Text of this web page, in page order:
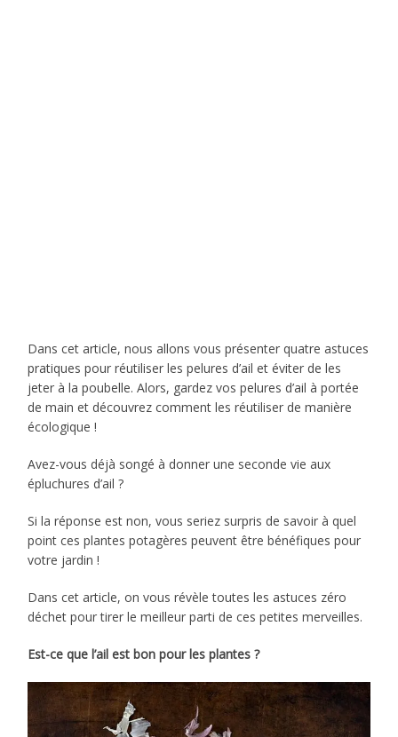
Dans cet article, nous allons vous présenter quatre astuces
pratiques pour réutiliser les pelures d’ail et éviter de les
jeter à la poubelle. Alors, gardez vos pelures d’ail à portée
de main et découvrez comment les réutiliser de manière
écologique !
Avez-vous déjà songé à donner une seconde vie aux
épluchures d’ail ?
Si la réponse est non, vous seriez surpris de savoir à quel
point ces plantes potagères peuvent être bénéfiques pour
votre jardin !
Dans cet article, on vous révèle toutes les astuces zéro
déchet pour tirer le meilleur parti de ces petites merveilles.
Est-ce que l’ail est bon pour les plantes ?